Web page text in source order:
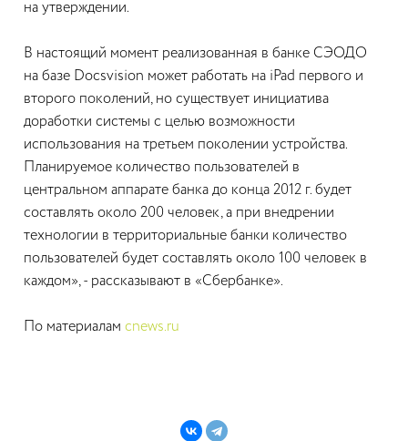
на утверждении.
В настоящий момент реализованная в банке СЭОДО
на базе Docsvision может работать на iPad первого и
второго поколений, но существует инициатива
доработки системы с целью возможности
использования на третьем поколении устройства.
Планируемое количество пользователей в
центральном аппарате банка до конца 2012 г. будет
составлять около 200 человек, а при внедрении
технологии в территориальные банки количество
пользователей будет составлять около 100 человек в
каждом», - рассказывают в «Сбербанке».
По материалам cnews.ru